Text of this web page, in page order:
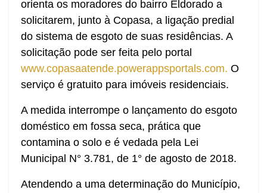
orienta os moradores do bairro Eldorado a
solicitarem, junto à Copasa, a ligação predial
do sistema de esgoto de suas residências. A
solicitação pode ser feita pelo portal
www.copasaatende.powerappsportals.com. O
serviço é gratuito para imóveis residenciais.
A medida interrompe o lançamento do esgoto
doméstico em fossa seca, prática que
contamina o solo e é vedada pela Lei
Municipal N° 3.781, de 1° de agosto de 2018.
Atendendo a uma determinação do Município,